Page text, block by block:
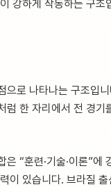
강하게 작동하는 구
로 나타나는 구조입
럼 한 자리에서 전 경
“훈련·기술·이론”에
이 있습니다. 브라질